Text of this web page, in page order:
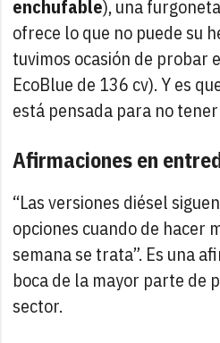
enchufable), una
ofrece lo que no puede su
tuvimos ocasión de probar
EcoBlue de 136 cv). Y es
está pensada para no
Afirmaciones en
“Las versiones diésel
opciones cuando de hacer
semana se trata”. Es una
boca de la mayor parte de
sector.